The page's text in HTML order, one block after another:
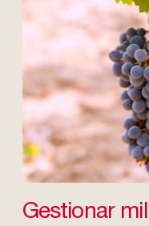
Gestionar